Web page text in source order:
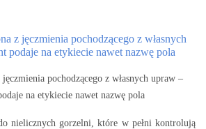
pochodzącego z własnych upraw –
na etykiecie nawet nazwę pola
nielicznych gorzelni, które w pełni kontrolują